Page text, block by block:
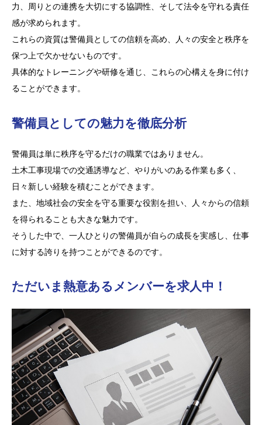
力、周りとの連携を大切にする協調性、そして法令を守れる責任
感が求められます。
これらの資質は警備員としての信頼を高め、人々の安全と秩序を
保つ上で欠かせないものです。
具体的なトレーニングや研修を通じ、これらの心構えを身に付け
ることができます。
警備員としての魅力を徹底分析
警備員は単に秩序を守るだけの職業ではありません。
土木工事現場での交通誘導など、やりがいのある作業も多く、
日々新しい経験を積むことができます。
また、地域社会の安全を守る重要な役割を担い、人々からの信頼
を得られることも大きな魅力です。
そうした中で、一人ひとりの警備員が自らの成長を実感し、仕事
に対する誇りを持つことができるのです。
ただいま熱意あるメンバーを求人中！